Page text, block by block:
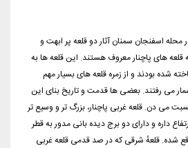
محله اسفنجان سمنان آثار دو قلعه پر ابهت و
های پاچنار معروف هستند. این قلعه ها به
شده بودند و از زمره قلعه های بسیار مهم
می رفتند. بعضی ها قدمت و تاریخ بنای این
می دن. قلعه غربی پاچنار، بزرگ تر و وسیع تر
بیش از ۱۳ متر ارتفاع داره و دارای دو برج دیده بانی مدور به قطر
شده. قلعهٔ شرقی که در صد قدمی قلعه غربی